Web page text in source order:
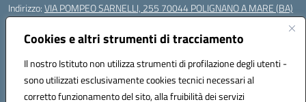
Cookies e altri strumenti di tracciamento
Il nostro Istituto non utilizza strumenti di profilazione degli utenti -
sono utilizzati esclusivamente cookies tecnici necessari al
corretto funzionamento del sito, alla fruibilità dei servizi
Indirizzo:VIA POMPEO SARNELLI, 255 70044 POLIGNANO A MARE (BA)
Centralino:
Posta elettronica certificata (PEC):BAIC87200N@pec.istruzione.it
Codice fiscale: 93423350722
Codice meccanografico:BAIC87200N
Codice Indice delle Pubbliche Amministrazioni (IPA): istsc_BAIC87200N